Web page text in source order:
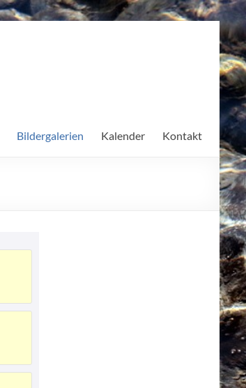
Bildergalerien Kalender Kontakt